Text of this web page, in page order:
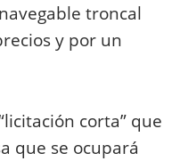
troncal
y por un
corta” que
que se ocupará